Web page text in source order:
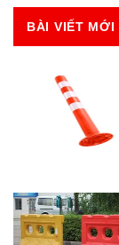
BÀI VIẾT MỚI